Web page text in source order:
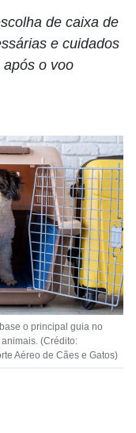
de caixa de
e cuidados
o voo
o principal guia no
(Crédito:
Aéreo de Cães e Gatos)